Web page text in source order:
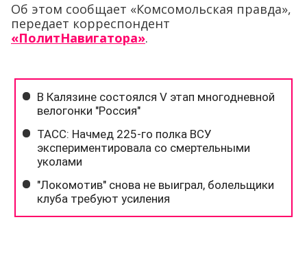
Об этом сообщает «Комсомольская правда»,
передает корреспондент
«ПолитНавигатора».